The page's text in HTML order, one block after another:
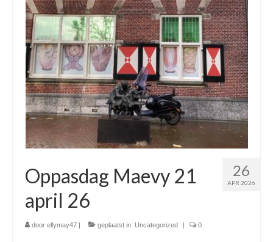
26
APR 2026
Oppasdag Maevy 21
april 26
door ellymay47 | geplaatst in: Uncategorized | 0